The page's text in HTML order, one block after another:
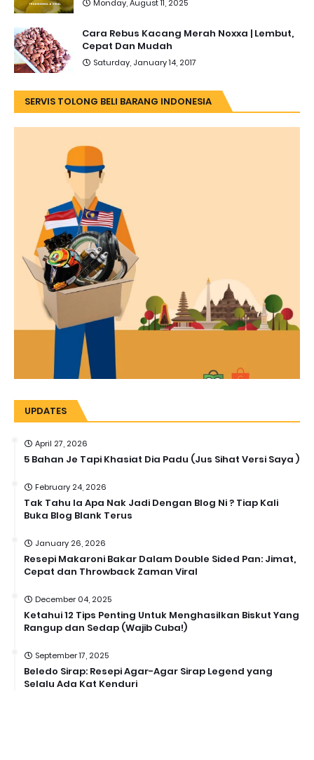
Monday, August 11, 2025
Cara Rebus Kacang Merah Noxxa | Lembut,
Cepat Dan Mudah
Saturday, January 14, 2017
SERVIS TOLONG BELI BARANG INDONESIA
UPDATES
April 27, 2026
5 Bahan Je Tapi Khasiat Dia Padu (Jus Sihat Versi Saya )
February 24, 2026
Tak Tahu la Apa Nak Jadi Dengan Blog Ni ? Tiap Kali
Buka Blog Blank Terus
January 26, 2026
Resepi Makaroni Bakar Dalam Double Sided Pan: Jimat,
Cepat dan Throwback Zaman Viral
December 04, 2025
Ketahui 12 Tips Penting Untuk Menghasilkan Biskut Yang
Rangup dan Sedap (Wajib Cuba!)
September 17, 2025
Beledo Sirap: Resepi Agar-Agar Sirap Legend yang
Selalu Ada Kat Kenduri